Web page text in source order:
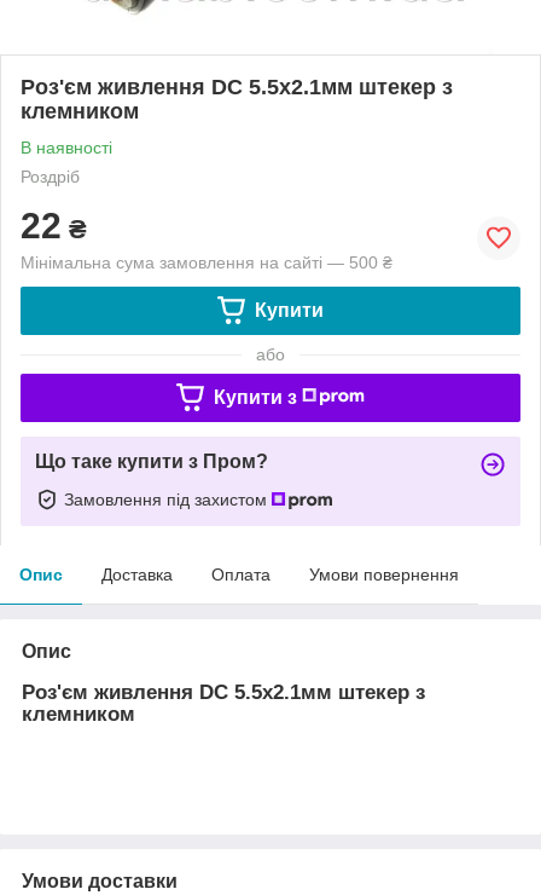
Роз'єм живлення DC 5.5х2.1мм штекер з
клемником
В наявності
Роздріб
22 ₴
Мінімальна сума замовлення на сайті — 500 ₴
Купити
або
Купити з
Що таке купити з Пром?
Замовлення під захистом
Опис Доставка Оплата Умови повернення
Опис
Роз'єм живлення DC 5.5х2.1мм штекер з
клемником
Умови доставки